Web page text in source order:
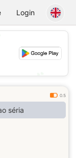
Login
0.5
séria